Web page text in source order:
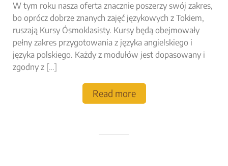
W tym roku nasza oferta znacznie poszerzy swój zakres,
bo oprócz dobrze znanych zajęć językowych z Tokiem,
ruszają Kursy Ósmoklasisty. Kursy będą obejmowały
pełny zakres przygotowania z języka angielskiego i
języka polskiego. Każdy z modułów jest dopasowany i
zgodny z […]
Read more